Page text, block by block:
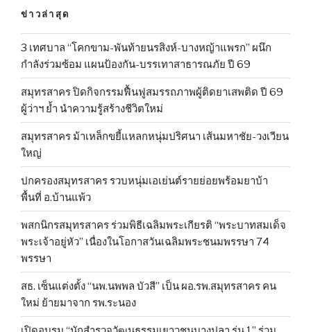
ข่าวล่าสุด
3 เทศบาล “โคกขาม-พันท้ายนรสิงห์-บางหญ้าแพรก” ผนึก
กำลังร่วมซ้อม แผนป้องกัน-บรรเทาสาธารณภัย ปี 69
สมุทรสาคร ปิดกิจกรรมฟื้นฟูสมรรถภาพผู้ติดยาเสพติด ปี 69
ผู้ว่าฯ ย้ำ นำความรู้สร้างชีวิตใหม่
สมุทรสาคร ม้าเหล็กขยี้แหลกหนุ่มปริศนา เส้นมหาชัย-วงเวียน
ใหญ่
ปกครองสมุทรสาคร รวบหนุ่มเอเย่นต์รายย่อยพร้อมยาบ้า
พื้นที่ อ.บ้านแพ้ว
พสกนิกรสมุทรสาคร ร่วมพิธีเฉลิมพระเกียรติ “พระบาทสมเด็จ
พระเจ้าอยู่หัว” เนื่องในโอกาสวันเฉลิมพระชนมพรรษา 74
พรรษา
สธ. เซ็นแต่งตั้ง “นพ.นพพล บัวสี” เป็น ผอ.รพ.สมุทรสาคร คน
ใหม่ ย้ายมาจาก รพ.ระนอง